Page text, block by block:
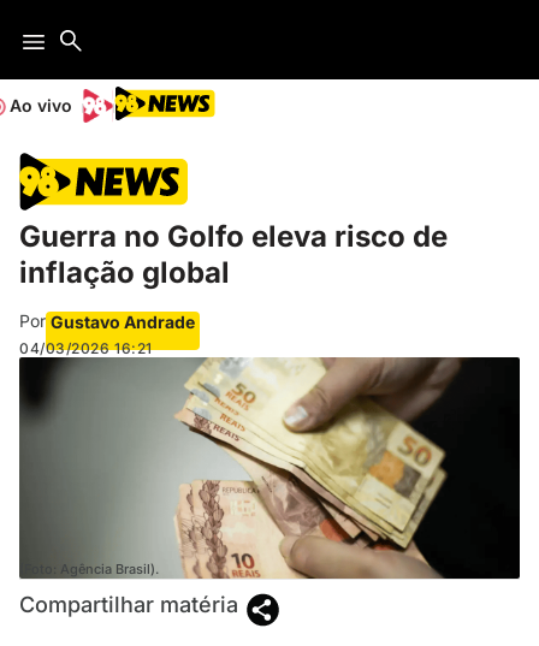
Ao vivo
Guerra no Golfo eleva risco de
inflação global
Por Gustavo Andrade
04/03/2026 16:21
(Foto: Agência Brasil).
Compartilhar matéria